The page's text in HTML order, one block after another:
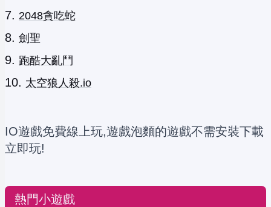
2048貪吃蛇
劍聖
跑酷大亂鬥
太空狼人殺.io
IO遊戲免費線上玩,遊戲泡麵的遊戲不需安裝下載
立即玩!
熱門小遊戲